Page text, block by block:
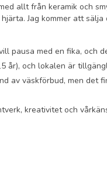
allt från keramik och
Jag kommer att
pausa med en fika, och
år), och lokalen är
av väskförbud, men det
kreativitet och